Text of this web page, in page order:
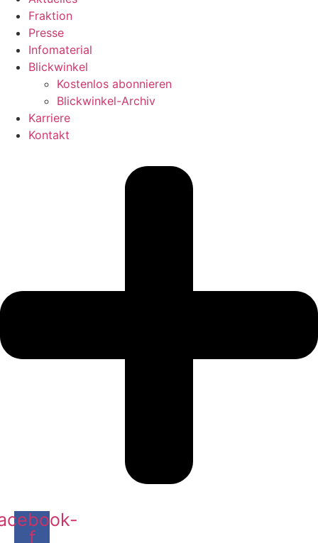
Fraktion
Presse
Infomaterial
Blickwinkel
Kostenlos abonnieren
Blickwinkel-Archiv
Karriere
Kontakt
f